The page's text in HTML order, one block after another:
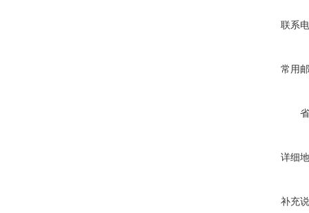
联系
常用
详细
补充